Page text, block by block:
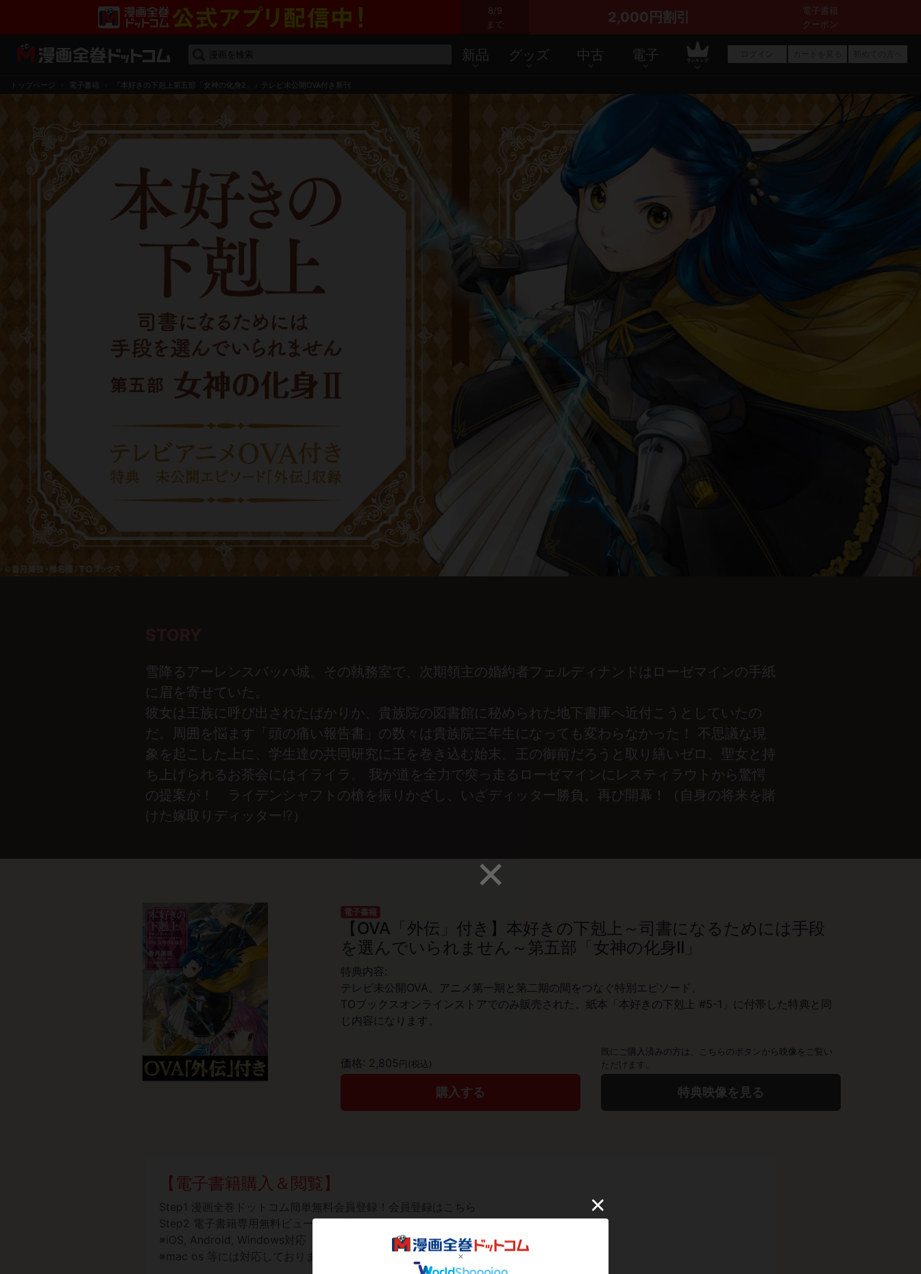
8/9
まで
2,000円割引
電子書籍
クーポン
漫画を検索 新品 グッズ 中古 電子
トップページ 電子書籍 『本好きの下剋上第五部「女神の化身2」』テレビ未公開OVA付き新刊
STORY
雪降るアーレンスバッハ城。その執務室で、次期領主の婚約者フェルディナンドはローゼマインの手紙
に眉を寄せていた。
彼女は王族に呼び出されたばかりか、貴族院の図書館に秘められた地下書庫へ近付こうとしていたの
だ。周囲を悩ます「頭の痛い報告書」の数々は貴族院三年生になっても変わらなかった！ 不思議な現
象を起こした上に、学生達の共同研究に王を巻き込む始末。王の御前だろうと取り繕いゼロ、聖女と持
ち上げられるお茶会にはイライラ。 我が道を全力で突っ走るローゼマインにレスティラウトから驚愕
の提案が！ ライデンシャフトの槍を振りかざし、いざディッター勝負、再び開幕！（自身の将来を賭
けた嫁取りディッター!?）
電子書籍
【OVA「外伝」付き】本好きの下剋上～司書になるためには手段
を選んでいられません～第五部「女神の化身II」
特典内容:
テレビ未公開OVA。アニメ第一期と第二期の間をつなぐ特別エピソード。
TOブックスオンラインストアでのみ販売された、紙本「本好きの下剋上 #5-1」に付帯した特典と同
じ内容になります。
価格: 2,805 円(税込)
購入する
既にご購入済みの方は、こちらのボタンから映像をご覧い
ただけます。
特典映像を見る
【電子書籍購入＆閲覧】
Step1 漫画全巻ドットコム簡単無料会員登録！ 会員登録はこちら
Step2 電子書籍専用 無料ビューアアプリをインストール
※iOS, Android, Windows対応
※mac os 等には対応しておりません。